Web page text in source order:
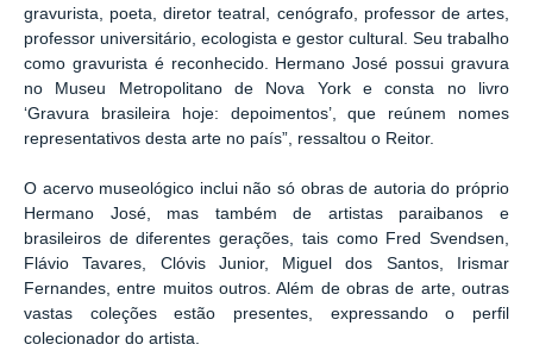
gravurista, poeta, diretor teatral, cenógrafo, professor de artes,
professor universitário, ecologista e gestor cultural. Seu trabalho
como gravurista é reconhecido. Hermano José possui gravura
no Museu Metropolitano de Nova York e consta no livro
‘Gravura brasileira hoje: depoimentos’, que reúnem nomes
representativos desta arte no país”, ressaltou o Reitor.
O acervo museológico inclui não só obras de autoria do próprio
Hermano José, mas também de artistas paraibanos e
brasileiros de diferentes gerações, tais como Fred Svendsen,
Flávio Tavares, Clóvis Junior, Miguel dos Santos, Irismar
Fernandes, entre muitos outros. Além de obras de arte, outras
vastas coleções estão presentes, expressando o perfil
colecionador do artista.